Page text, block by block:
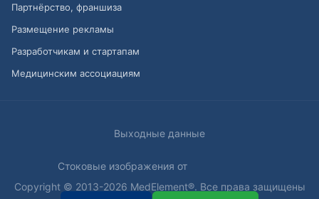
Партнёрство, франшиза
Размещение рекламы
Разработчикам и стартапам
Медицинским ассоциациям
Выходные данные
Стоковые изображения от
Copyright © 2013-2026 MedElement®. Все права защищены